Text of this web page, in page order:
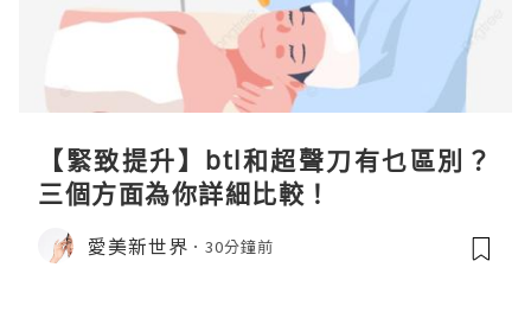
【緊致提升】btl和超聲刀有乜區別？
三個方面為你詳細比較！
愛美新世界 30分鐘前